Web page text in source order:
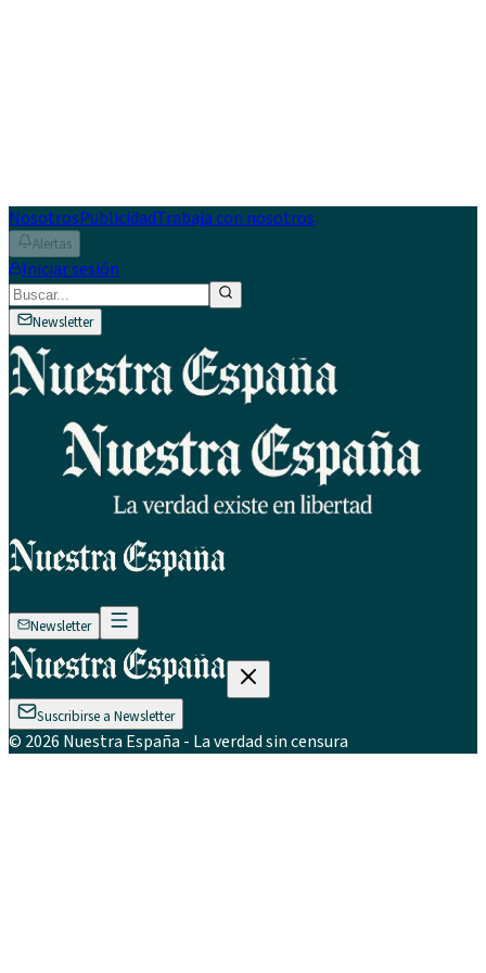
NosotrosPublicidadTrabaja con nosotros
Alertas
Iniciar sesión
Newsletter
Newsletter
Suscribirse a Newsletter
© 2026 Nuestra España - La verdad sin censura